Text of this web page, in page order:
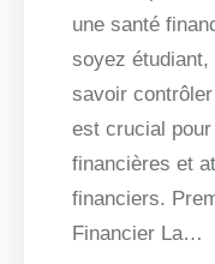
une santé
soyez
savoir
est crucial
financières et
financiers.
Financier La…